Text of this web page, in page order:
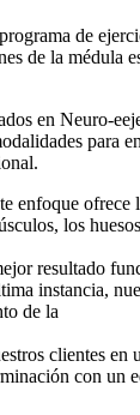
de
de la médula
en Neuro-
para
enfoque ofrece
los
resultado
instancia,
de la
clientes en
con un